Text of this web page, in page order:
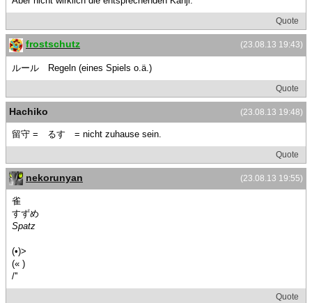
Quote
(23.08.13 19:43)
frostschutz
ルール Regeln (eines Spiels o.ä.)
Quote
(23.08.13 19:48)
Hachiko
留守 = るす = nicht zuhause sein.
Quote
(23.08.13 19:55)
nekorunyan
雀
すずめ
Spatz
(•)>
(« )
/''
Quote